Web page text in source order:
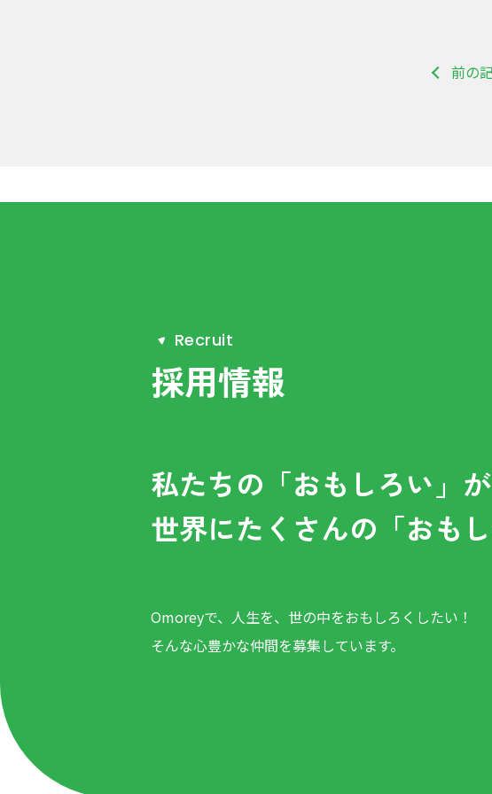
前の
Recruit
採用情報
私たちの「おもしろい」が
世界にたくさんの 「おも
Omoreyで、人生を、世の中をおもしろくしたい！
そんな心豊かな仲間を募集しています。